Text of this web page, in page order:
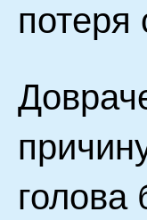
потеря
голова